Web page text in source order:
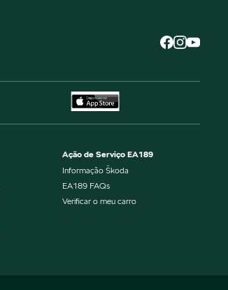
Ação de Serviço EA189
Informação Škoda
EA189 FAQs
Verificar o meu carro